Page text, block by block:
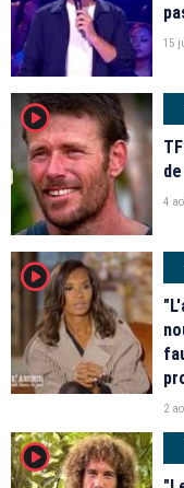
15
player2
4
player2
2
player2